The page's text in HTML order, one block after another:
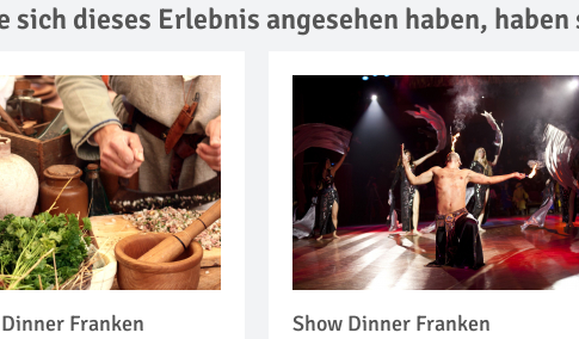
sich dieses Erlebnis angesehen haben,
Franken Show Dinner Franken